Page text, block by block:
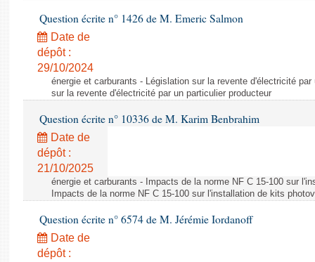
Question écrite n° 1426 de M. Emeric Salmon
Date de
dépôt :
29/10/2024
énergie et carburants - Législation sur la revente d'électricité
sur la revente d'électricité par un particulier producteur
Question écrite n° 10336 de M. Karim Benbrahim
Date de
dépôt :
21/10/2025
énergie et carburants - Impacts de la norme NF C 15-100 sur
Impacts de la norme NF C 15-100 sur l'installation de kits
Question écrite n° 6574 de M. Jérémie Iordanoff
Date de
dépôt :